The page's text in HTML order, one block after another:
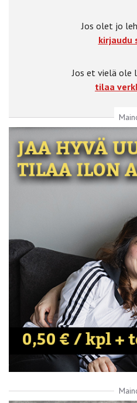
Jos olet jo
kirjaudu
Jos et vielä ole
tilaa